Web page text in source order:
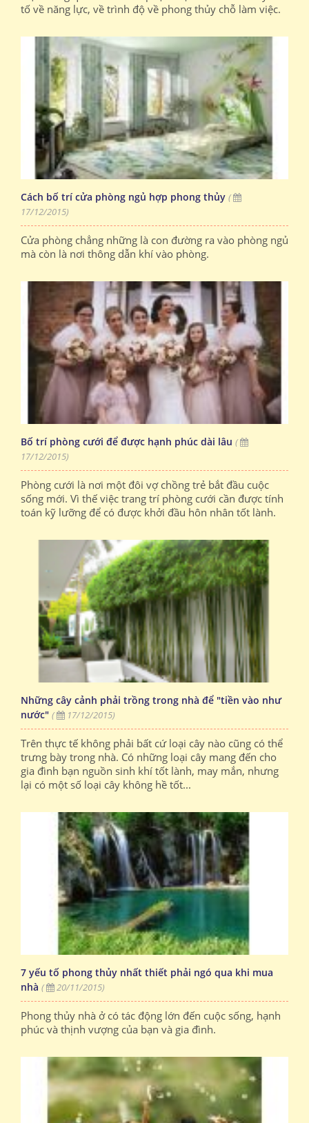
tố về năng lực, về trình độ về phong thủy chỗ làm việc.
Cách bố trí cửa phòng ngủ hợp phong thủy (
17/12/2015)
Cửa phòng chẳng những là con đường ra vào phòng ngủ
mà còn là nơi thông dẫn khí vào phòng.
Bố trí phòng cưới để được hạnh phúc dài lâu (
17/12/2015)
Phòng cưới là nơi một đôi vợ chồng trẻ bắt đầu cuộc
sống mới. Vì thế việc trang trí phòng cưới cần được tính
toán kỹ lưỡng để có được khởi đầu hôn nhân tốt lành.
Những cây cảnh phải trồng trong nhà để "tiền vào như
nước" ( 17/12/2015)
Trên thực tế không phải bất cứ loại cây nào cũng có thể
trưng bày trong nhà. Có những loại cây mang đến cho
gia đình bạn nguồn sinh khí tốt lành, may mắn, nhưng
lại có một số loại cây không hề tốt...
7 yếu tố phong thủy nhất thiết phải ngó qua khi mua
nhà ( 20/11/2015)
Phong thủy nhà ở có tác động lớn đến cuộc sống, hạnh
phúc và thịnh vượng của bạn và gia đình.